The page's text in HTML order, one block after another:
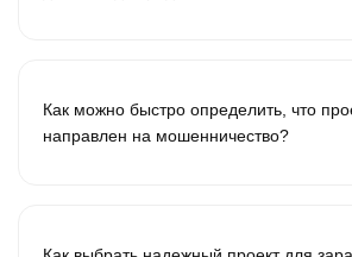
Как можно быстро определить, что
направлен на мошенничество?